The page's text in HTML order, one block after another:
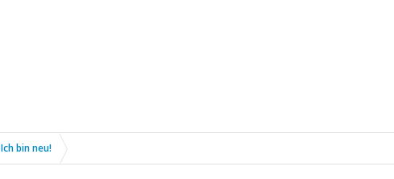
Ich bin neu!